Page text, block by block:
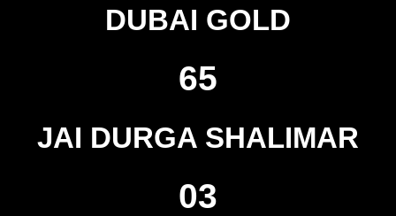
DUBAI GOLD
65
JAI DURGA SHALIMAR
03